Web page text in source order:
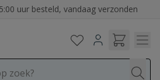
buitenland